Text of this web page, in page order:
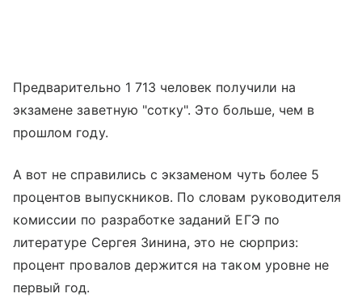
Предварительно 1 713 человек получили на
экзамене заветную "сотку". Это больше, чем в
прошлом году.
А вот не справились с экзаменом чуть более 5
процентов выпускников. По словам руководителя
комиссии по разработке заданий ЕГЭ по
литературе Сергея Зинина, это не сюрприз:
процент провалов держится на таком уровне не
первый год.